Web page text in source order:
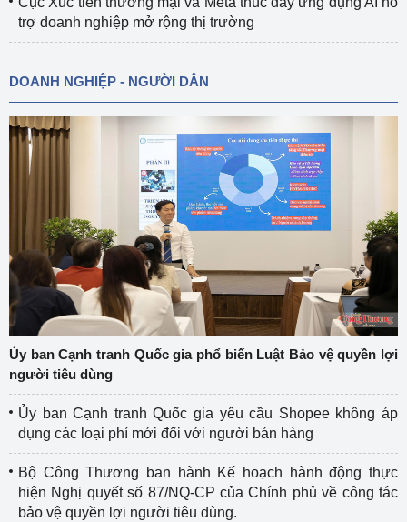
trợ doanh nghiệp mở rộng thị trường
DOANH NGHIỆP - NGƯỜI DÂN
Ủy ban Cạnh tranh Quốc gia phổ biến Luật Bảo vệ quyền lợi
người tiêu dùng
Ủy ban Cạnh tranh Quốc gia yêu cầu Shopee không áp
dụng các loại phí mới đối với người bán hàng
Bộ Công Thương ban hành Kế hoạch hành động thực
hiện Nghị quyết số 87/NQ-CP của Chính phủ về công tác
bảo vệ quyền lợi người tiêu dùng.